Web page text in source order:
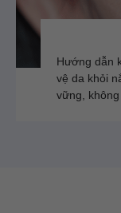
Hướng dẫn
vệ da khỏi
vững,